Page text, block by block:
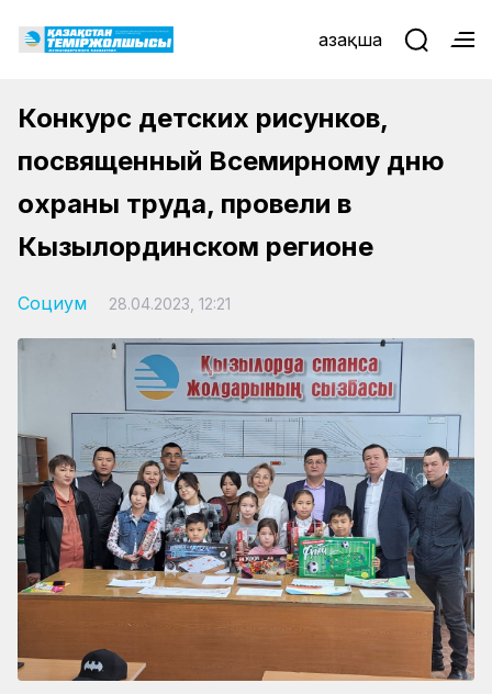
Қазақша
Конкурс детских рисунков,
посвященный Всемирному дню
охраны труда, провели в
Кызылординском регионе
Социум 28.04.2023, 12:21